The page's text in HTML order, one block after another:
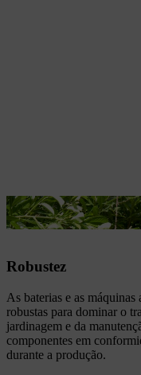
As máquinas a bateria
Robustez
As baterias e as
robustas para dominar o
jardinagem e da
componentes em
durante a produção.